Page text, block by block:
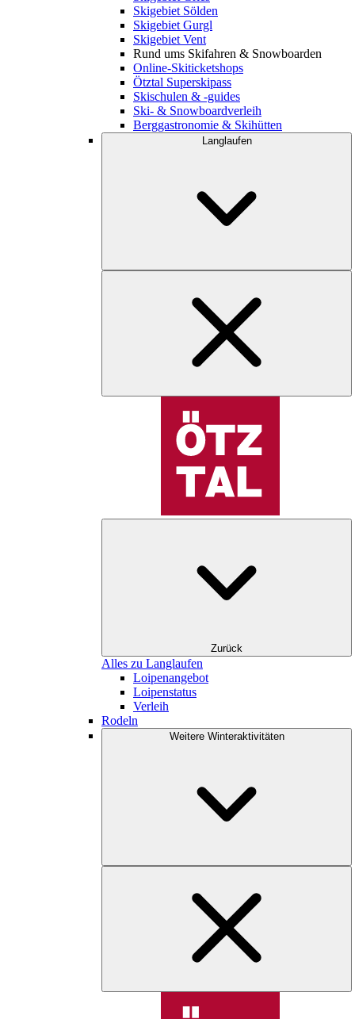
Skigebiet Sölden
Skigebiet Gurgl
Skigebiet Vent
Rund ums Skifahren & Snowboarden
Online-Skiticketshops
Ötztal Superskipass
Skischulen & -guides
Ski- & Snowboardverleih
Berggastronomie & Skihütten
Langlaufen
Zurück
Alles zu Langlaufen
Loipenangebot
Loipenstatus
Verleih
Rodeln
Weitere Winteraktivitäten